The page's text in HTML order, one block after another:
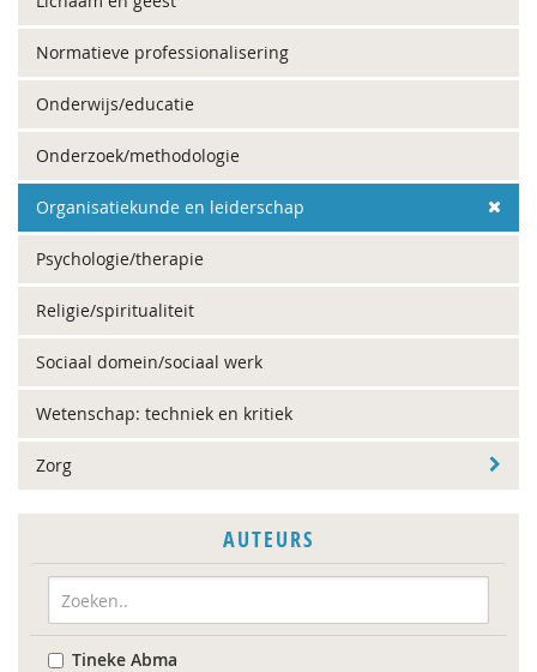
Normatieve professionalisering
Onderwijs/educatie
Onderzoek/methodologie
Organisatiekunde en leiderschap
Psychologie/therapie
Religie/spiritualiteit
Sociaal domein/sociaal werk
Wetenschap: techniek en kritiek
Zorg
AUTEURS
Tineke Abma